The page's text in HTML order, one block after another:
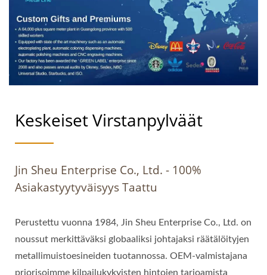
Keskeiset Virstanpylväät
Jin Sheu Enterprise Co., Ltd. - 100%
Asiakastyytyväisyys Taattu
Perustettu vuonna 1984, Jin Sheu Enterprise Co., Ltd. on
noussut merkittäväksi globaaliksi johtajaksi räätälöityjen
metallimuistoesineiden tuotannossa. OEM-valmistajana
priorisoimme kilpailukykyisten hintojen tarjoamista